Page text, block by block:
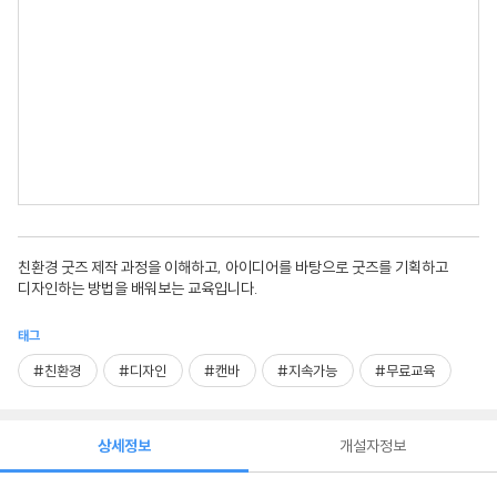
친환경 굿즈 제작 과정을 이해하고, 아이디어를 바탕으로 굿즈를 기획하고
디자인하는 방법을 배워보는 교육입니다.
태그
#친환경 #디자인 #캔바 #지속가능 #무료교육
상세정보 개설자정보